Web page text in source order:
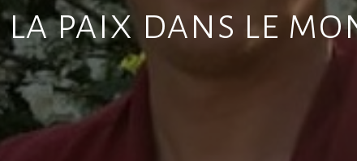
la paix dans le